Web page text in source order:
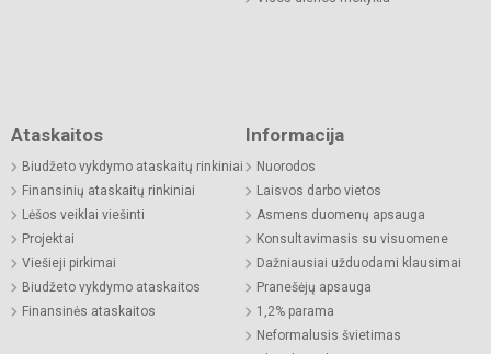
Ataskaitos
Biudžeto vykdymo ataskaitų rinkiniai
Finansinių ataskaitų rinkiniai
Lėšos veiklai viešinti
Projektai
Viešieji pirkimai
Biudžeto vykdymo ataskaitos
Finansinės ataskaitos
Informacija
Nuorodos
Laisvos darbo vietos
Asmens duomenų apsauga
Konsultavimasis su visuomene
Dažniausiai užduodami klausimai
Pranešėjų apsauga
1,2% parama
Neformalusis švietimas